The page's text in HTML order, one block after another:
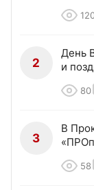
2
День
и
80
3
В
58